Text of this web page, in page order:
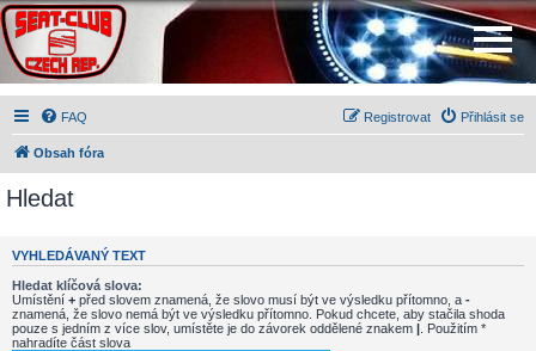
FAQ Přihlásit se
Registrovat
Obsah fóra
Hledat
VYHLEDÁVANÝ TEXT
Hledat klíčová slova:
Umístění + před slovem znamená, že slovo musí být ve výsledku přítomno, a -
znamená, že slovo nemá být ve výsledku přítomno. Pokud chcete, aby stačila shoda
pouze s jedním z více slov, umístěte je do závorek oddělené znakem | . Použitím *
nahradíte část slova